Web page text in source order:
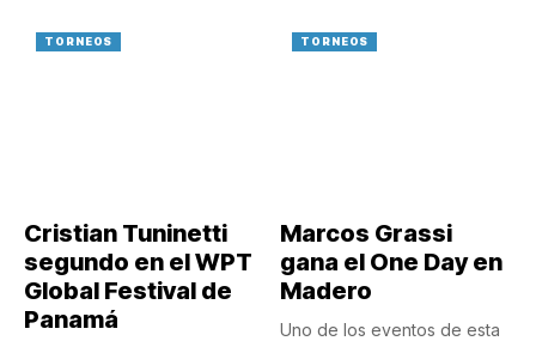
TORNEOS
Cristian Tuninetti
segundo en el WPT
Global Festival de
Panamá
TORNEOS
Marcos Grassi
gana el One Day en
Madero
Uno de los eventos de esta